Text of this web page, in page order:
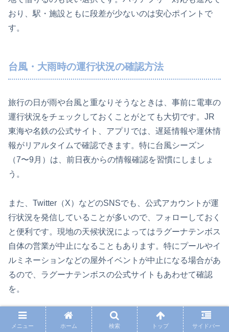
おり、駅・施設ともに段差が少ないのは安心ポイントで
す。
台風・大雨時の運行状況の確認方法
旅行の日が雨や台風と重なりそうなときは、事前に電車の
運行状況をチェックしておくことがとても大切です。JR
東海や名鉄の公式サイト、アプリでは、遅延情報や運休情
報がリアルタイムで確認できます。特に台風シーズン
（7〜9月）は、前日夜からの情報確認を習慣にしましょ
う。
また、Twitter（X）などのSNSでも、公式アカウントが運
行状況を発信していることが多いので、フォローしておく
と便利です。現地の天候状況によってはラグーナテンボス
自体の営業が中止になることもあります。特にプールやイ
ルミネーションなどの屋外イベントが中止になる場合があ
るので、ラグーナテンボスの公式サイトもあわせて確認
を。
交通機関に不安がある場合は、予定の変更やキャンセルも
メニュー ホーム 検索 トップ サイドバー